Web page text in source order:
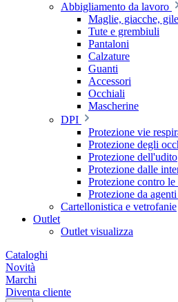
Abbigliamento da lavoro
Maglie, giacche,
Tute e grembiuli
Pantaloni
Calzature
Guanti
Accessori
Occhiali
Mascherine
DPI
Protezione vie
Protezione degli
Protezione dell'udito
Protezione dalle
Protezione contro
Protezione da
Cartellonistica e vetrofanie
Outlet
Outlet visualizza
Cataloghi
Novità
Marchi
Diventa cliente